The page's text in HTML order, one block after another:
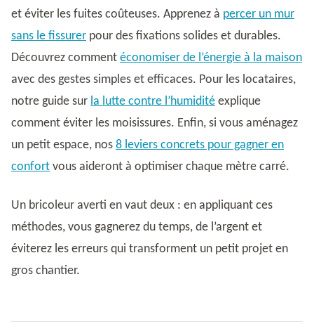
et éviter les fuites coûteuses. Apprenez à percer un mur
sans le fissurer pour des fixations solides et durables.
Découvrez comment économiser de l’énergie à la maison
avec des gestes simples et efficaces. Pour les locataires,
notre guide sur la lutte contre l’humidité explique
comment éviter les moisissures. Enfin, si vous aménagez
un petit espace, nos 8 leviers concrets pour gagner en
confort vous aideront à optimiser chaque mètre carré.
Un bricoleur averti en vaut deux : en appliquant ces
méthodes, vous gagnerez du temps, de l’argent et
éviterez les erreurs qui transforment un petit projet en
gros chantier.